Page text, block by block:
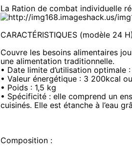
La Ration de combat individuelle
CARACTÉRISTIQUES (modèle 24
Couvre les besoins alimentaires
une alimentation traditionnelle.
• Date limite d’utilisation optimale
• Valeur énergétique : 3 200kcal
• Poids : 1,5 kg
• Spécificité : elle comprend un
cuisinés. Elle est étanche à l’eau
Composition :